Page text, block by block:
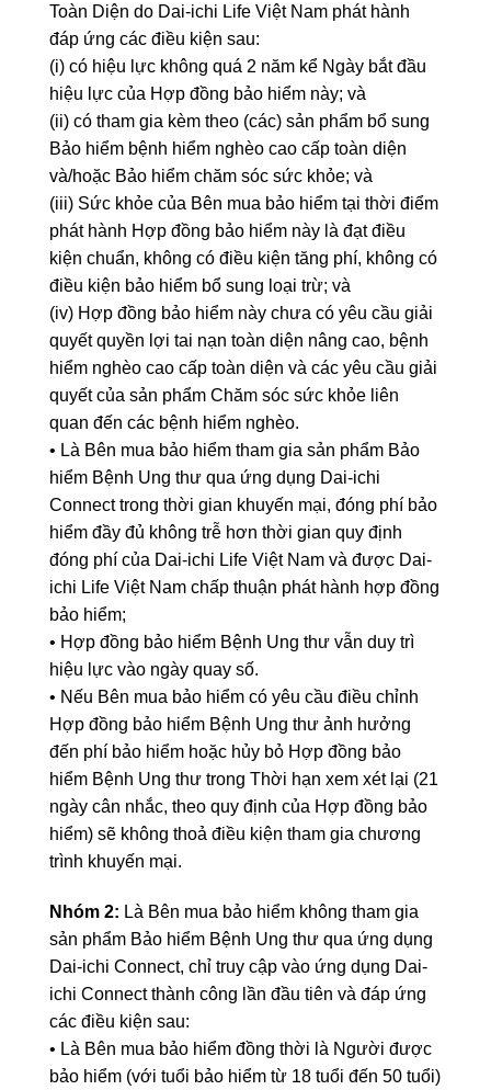
Toàn Diện do Dai-ichi Life Việt Nam phát hành
đáp ứng các điều kiện sau:
(i) có hiệu lực không quá 2 năm kể Ngày bắt đầu
hiệu lực của Hợp đồng bảo hiểm này; và
(ii) có tham gia kèm theo (các) sản phẩm bổ sung
Bảo hiểm bệnh hiểm nghèo cao cấp toàn diện
và/hoặc Bảo hiểm chăm sóc sức khỏe; và
(iii) Sức khỏe của Bên mua bảo hiểm tại thời điểm
phát hành Hợp đồng bảo hiểm này là đạt điều
kiện chuẩn, không có điều kiện tăng phí, không có
điều kiện bảo hiểm bổ sung loại trừ; và
(iv) Hợp đồng bảo hiểm này chưa có yêu cầu giải
quyết quyền lợi tai nạn toàn diện nâng cao, bệnh
hiểm nghèo cao cấp toàn diện và các yêu cầu giải
quyết của sản phẩm Chăm sóc sức khỏe liên
quan đến các bệnh hiểm nghèo.
• Là Bên mua bảo hiểm tham gia sản phẩm Bảo
hiểm Bệnh Ung thư qua ứng dụng Dai-ichi
Connect trong thời gian khuyến mại, đóng phí bảo
hiểm đầy đủ không trễ hơn thời gian quy định
đóng phí của Dai-ichi Life Việt Nam và được Dai-
ichi Life Việt Nam chấp thuận phát hành hợp đồng
bảo hiểm;
• Hợp đồng bảo hiểm Bệnh Ung thư vẫn duy trì
hiệu lực vào ngày quay số.
• Nếu Bên mua bảo hiểm có yêu cầu điều chỉnh
Hợp đồng bảo hiểm Bệnh Ung thư ảnh hưởng
đến phí bảo hiểm hoặc hủy bỏ Hợp đồng bảo
hiểm Bệnh Ung thư trong Thời hạn xem xét lại (21
ngày cân nhắc, theo quy định của Hợp đồng bảo
hiểm) sẽ không thoả điều kiện tham gia chương
trình khuyến mại.
Nhóm 2: Là Bên mua bảo hiểm không tham gia
sản phẩm Bảo hiểm Bệnh Ung thư qua ứng dụng
Dai-ichi Connect, chỉ truy cập vào ứng dụng Dai-
ichi Connect thành công lần đầu tiên và đáp ứng
các điều kiện sau:
• Là Bên mua bảo hiểm đồng thời là Người được
bảo hiểm (với tuổi bảo hiểm từ 18 tuổi đến 50 tuổi)